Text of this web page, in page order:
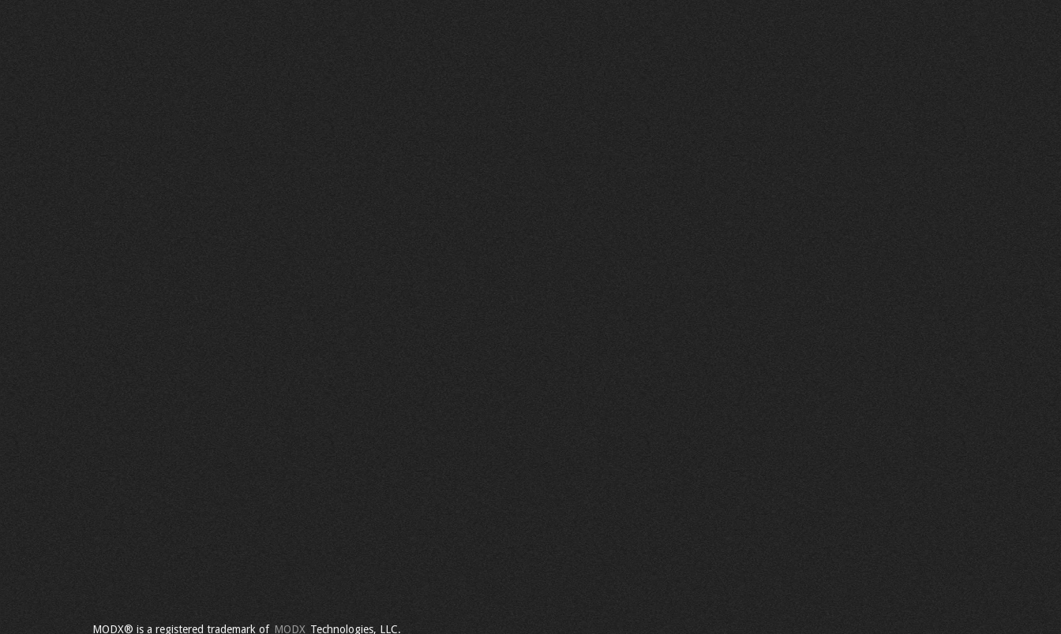
MODX® is a registered trademark of MODX Technologies, LLC.